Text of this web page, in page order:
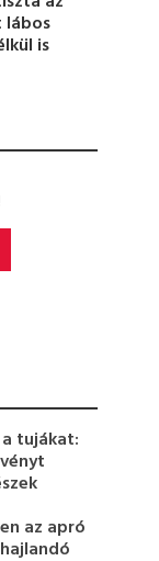
is
tujákat:
az apró